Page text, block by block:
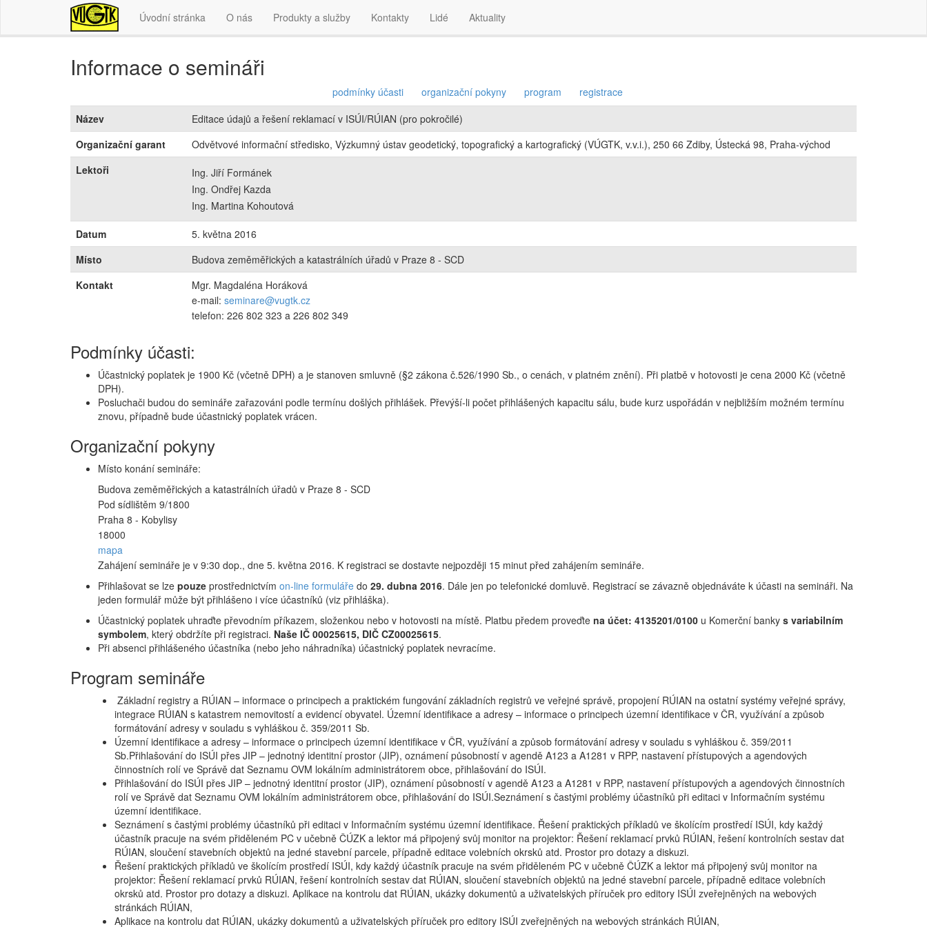
Úvodní stránka O nás Produkty a služby Kontakty Lidé Aktuality
Informace o semináři
podmínky účasti organizační pokyny program
registrace
Název
Editace údajů a řešení reklamací v ISÚI/RÚIAN (pro pokročilé)
Organizační garant
Odvětvové informační středisko, Výzkumný ústav geodetický, topografický a kartografický (VÚGTK, v.v.i.), 250 66 Zdiby, Ústecká 98, Praha-východ
Lektoři
Ing. Jiří Formánek
Ing. Ondřej Kazda
Ing. Martina Kohoutová
Datum
5. května 2016
Místo
Budova zeměměřických a katastrálních úřadů v Praze 8 - SCD
Kontakt
Mgr. Magdaléna Horáková
e-mail: seminare@vugtk.cz
telefon: 226 802 323 a 226 802 349
Podmínky účasti:
Účastnický poplatek je 1900 Kč (včetně DPH) a je stanoven smluvně (§2 zákona č.526/1990 Sb., o cenách, v platném znění). Při platbě v hotovosti je cena 2000 Kč (včetně
DPH).
Posluchači budou do semináře zařazováni podle termínu došlých přihlášek. Převýší-li počet přihlášených kapacitu sálu, bude kurz uspořádán v nejbližším možném termínu
znovu, případně bude účastnický poplatek vrácen.
Organizační pokyny
Místo konání semináře:
Budova zeměměřických a katastrálních úřadů v Praze 8 - SCD
Pod sídlištěm 9/1800
Praha 8 - Kobylisy
18000
mapa
Zahájení semináře je v 9:30 dop., dne 5. května 2016. K registraci se dostavte nejpozději 15 minut před zahájením semináře.
Přihlašovat se lze pouze prostřednictvím on-line formuláře do 29. dubna 2016. Dále jen po telefonické domluvě. Registrací se závazně objednáváte k účasti na semináři. Na
jeden formulář může být přihlášeno i více účastníků (viz přihláška).
Účastnický poplatek uhraďte převodním příkazem, složenkou nebo v hotovosti na místě. Platbu předem proveďte na účet: 4135201/0100 u Komerční banky s variabilním
symbolem, který obdržíte při registraci. Naše IČ 00025615, DIČ CZ00025615.
Při absenci přihlášeného účastníka (nebo jeho náhradníka) účastnický poplatek nevracíme.
Program semináře
Základní registry a RÚIAN – informace o principech a praktickém fungování základních registrů ve veřejné správě, propojení RÚIAN na ostatní systémy veřejné správy,
integrace RÚIAN s katastrem nemovitostí a evidencí obyvatel. Územní identifikace a adresy – informace o principech územní identifikace v ČR, využívání a způsob
formátování adresy v souladu s vyhláškou č. 359/2011 Sb.
Územní identifikace a adresy – informace o principech územní identifikace v ČR, využívání a způsob formátování adresy v souladu s vyhláškou č. 359/2011
Sb.Přihlašování do ISÚI přes JIP – jednotný identitní prostor (JIP), oznámení působností v agendě A123 a A1281 v RPP, nastavení přístupových a agendových
činnostních rolí ve Správě dat Seznamu OVM lokálním administrátorem obce, přihlašování do ISÚI.
Přihlašování do ISÚI přes JIP – jednotný identitní prostor (JIP), oznámení působností v agendě A123 a A1281 v RPP, nastavení přístupových a agendových činnostních
rolí ve Správě dat Seznamu OVM lokálním administrátorem obce, přihlašování do ISÚI.Seznámení s častými problémy účastníků při editaci v Informačním systému
územní identifikace.
Seznámení s častými problémy účastníků při editaci v Informačním systému územní identifikace. Řešení praktických příkladů ve školícím prostředí ISÚI, kdy každý
účastník pracuje na svém přiděleném PC v učebně ČÚZK a lektor má připojený svůj monitor na projektor: Řešení reklamací prvků RÚIAN, řešení kontrolních sestav dat
RÚIAN, sloučení stavebních objektů na jedné stavební parcele, případně editace volebních okrsků atd. Prostor pro dotazy a diskuzi.
Řešení praktických příkladů ve školícím prostředí ISÚI, kdy každý účastník pracuje na svém přiděleném PC v učebně ČÚZK a lektor má připojený svůj monitor na
projektor: Řešení reklamací prvků RÚIAN, řešení kontrolních sestav dat RÚIAN, sloučení stavebních objektů na jedné stavební parcele, případně editace volebních
okrsků atd. Prostor pro dotazy a diskuzi. Aplikace na kontrolu dat RÚIAN, ukázky dokumentů a uživatelských příruček pro editory ISÚI zveřejněných na webových
stránkách RÚIAN,
Aplikace na kontrolu dat RÚIAN, ukázky dokumentů a uživatelských příruček pro editory ISÚI zveřejněných na webových stránkách RÚIAN,